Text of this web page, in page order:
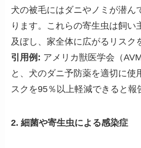
犬の被毛にはダニやノミが潜ん
ります。これらの寄生虫は飼い
及ぼし、家全体に広がるリスク
引用例: アメリカ獣医学会（
と、犬のダニ予防薬を適切に使
スクを95％以上軽減できると報
2. 細菌や寄生虫による感染症